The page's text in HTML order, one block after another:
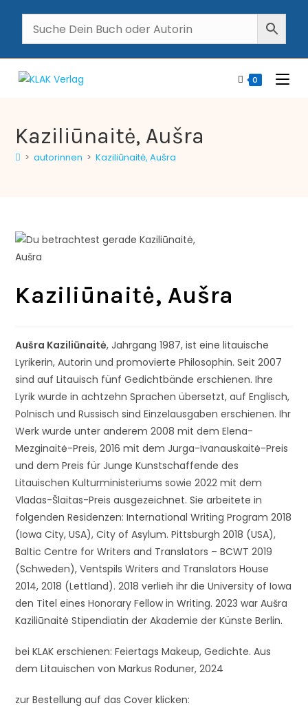
0
Kaziliūnaitė, Aušra
> autorinnen > Kaziliūnaitė, Aušra
Kaziliūnaitė, Aušra
Aušra Kaziliūnaitė, Jahrgang 1987, ist eine litauische
Lyrikerin, Autorin und promovierte Philosophin. Seit 2007
sind auf Litauisch fünf Gedichtbände erschienen. Ihre
Lyrik wurde in achtzehn Sprachen übersetzt, auf Englisch,
Polnisch und Russisch sind Einzelausgaben erschienen. Ihr
Werk wurde unter anderem 2008 mit dem Elena-
Mezginaitė-Preis, 2016 mit dem Jurga-Ivanauskaitė-Preis
und dem Preis für Junge Kunstschaffende des
Litauischen Kulturministeriums sowie 2022 mit dem
Vladas-Šlaitas-Preis ausgezeichnet. Sie arbeitete in
folgenden Residenzen: International Writing Program 2018
(Iowa City, USA), City of Asylum. Pittsburgh 2018 (USA),
Baltic Centre for Writers and Translators – BCWT 2019
(Schweden), Ventspils Writers and Translators House
2014, 2018 (Lettland). 2018 verlieh ihr die University of Iowa
den Titel eines Honorary Fellow in Writing. 2023 war Aušra
Kaziliūnaitė Stipendiatin der Akademie der Künste Berlin.
bei KLAK erschienen: Feiertags Makeup, Gedichte. Aus
dem Litauischen von Markus Roduner, 2024
zur Bestellung auf das Cover klicken: